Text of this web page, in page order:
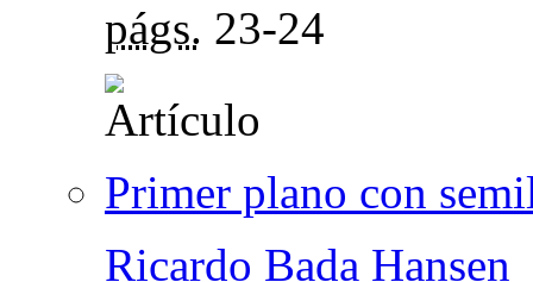
págs. 23-24
Primer plano con
Ricardo Bada Hansen